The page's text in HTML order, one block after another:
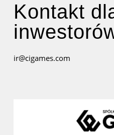
Kontakt
ir@cigames.com